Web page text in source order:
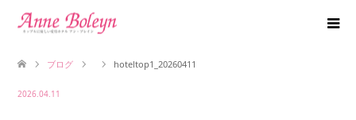
ブログ hoteltop1_20260411
2026.04.11